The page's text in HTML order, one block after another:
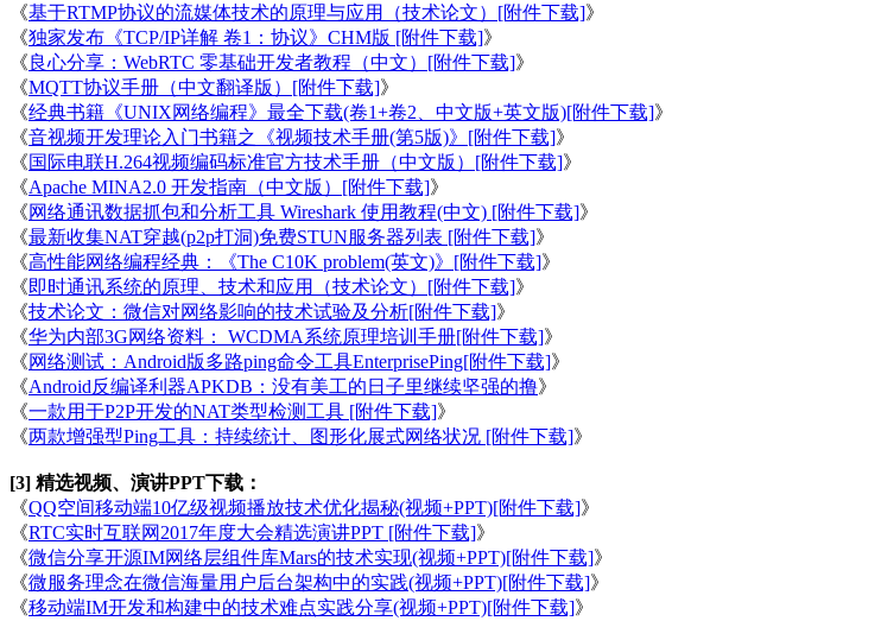
《基于RTMP协议的流媒体技术的原理与应用（技术论文）[附件下载]》
《独家发布《TCP/IP详解 卷1：协议》CHM版 [附件下载]》
《 良心分享：WebRTC 零基础开发者教程（中文）[附件下载]》
《MQTT协议手册（中文翻译版）[附件下载]》
《经典书籍《UNIX网络编程》最全下载(卷1+卷2、中文版+英文版)[附件下载]》
《音视频开发理论入门书籍之《视频技术手册(第5版)》[附件下载]》
《 国际电联H.264视频编码标准官方技术手册（中文版）[附件下载]》
《Apache MINA2.0 开发指南（中文版）[附件下载]》
《网络通讯数据抓包和分析工具 Wireshark 使用教程(中文) [附件下载]》
《最新收集NAT穿越(p2p打洞)免费STUN服务器列表 [附件下载]》
《高性能网络编程经典：《The C10K problem(英文)》[附件下载]》
《即时通讯系统的原理、技术和应用（技术论文）[附件下载]》
《技术论文：微信对网络影响的技术试验及分析[附件下载]》
《华为内部3G网络资料： WCDMA系统原理培训手册[附件下载]》
《网络测试：Android版多路ping命令工具EnterprisePing[附件下载]》
《Android反编译利器APKDB：没有美工的日子里继续坚强的撸》
《一款用于P2P开发的NAT类型检测工具 [附件下载]》
《两款增强型Ping工具：持续统计、图形化展式网络状况 [附件下载]》
[3] 精选视频、演讲PPT下载：
《QQ空间移动端10亿级视频播放技术优化揭秘(视频+PPT)[附件下载]》
《RTC实时互联网2017年度大会精选演讲PPT [附件下载]》
《微信分享开源IM网络层组件库Mars的技术实现(视频+PPT)[附件下载]》
《微服务理念在微信海量用户后台架构中的实践(视频+PPT)[附件下载]》
《移动端IM开发和构建中的技术难点实践分享(视频+PPT)[附件下载]》